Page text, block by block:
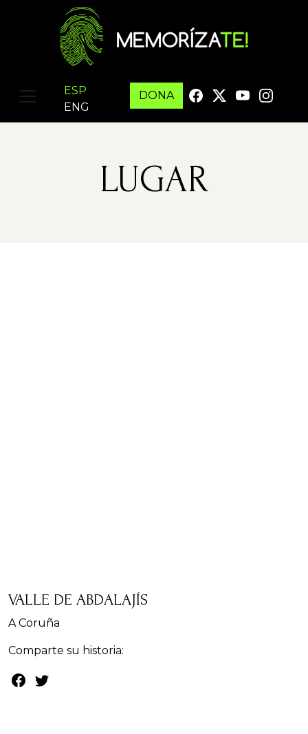
ESP
ENG
DONA
LUGAR
VALLE DE ABDALAJÍS
A Coruña
Comparte su historia: